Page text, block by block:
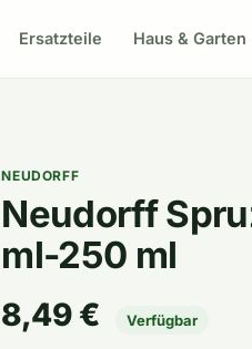
Ersatzteile Haus & Garten
NEUDORFF
Neudorff
ml-250 ml
8,49 € Verfügbar